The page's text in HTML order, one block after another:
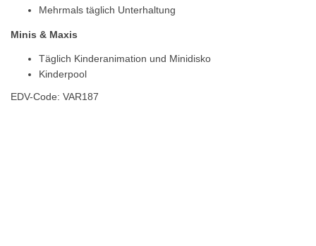
Mehrmals täglich Unterhaltung
Minis & Maxis
Täglich Kinderanimation und Minidisko
Kinderpool
EDV-Code: VAR187